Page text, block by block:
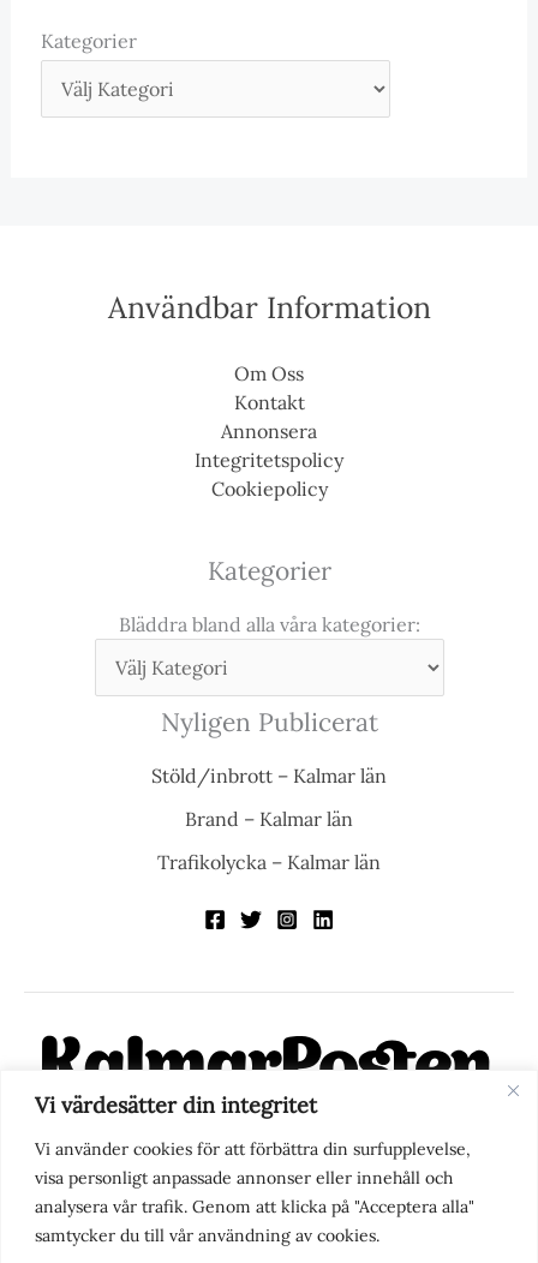
Vi värdesätter din integritet
Vi använder cookies för att förbättra din surfupplevelse,
visa personligt anpassade annonser eller innehåll och
analysera vår trafik. Genom att klicka på "Acceptera alla"
samtycker du till vår användning av cookies.
Kategorier
Användbar Information
Om Oss
Kontakt
Annonsera
Integritetspolicy
Cookiepolicy
Kategorier
Bläddra bland alla våra kategorier:
Nyligen Publicerat
Stöld/inbrott – Kalmar län
Brand – Kalmar län
Trafikolycka – Kalmar län
KalmarPosten är en modern lokalnyhetstidning på nätet. Med
fokus på Kalmarregionen, men också med blick för det större
perspektivet, vill vi vara din självklara kanal för nyheter,
berättelser och engagemang. KalmarPosten grundades 1988 och
fick nya ägare 2025.